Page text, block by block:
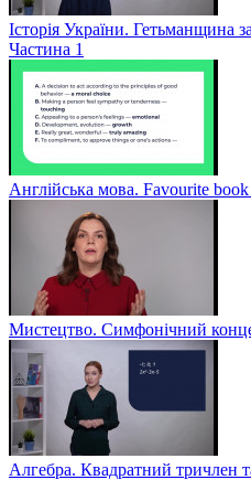
Історія України. Гетьманщина
Частина 1
Англійська мова. Favourite
Мистецтво. Симфонічний
Алгебра. Квадратний тричлен